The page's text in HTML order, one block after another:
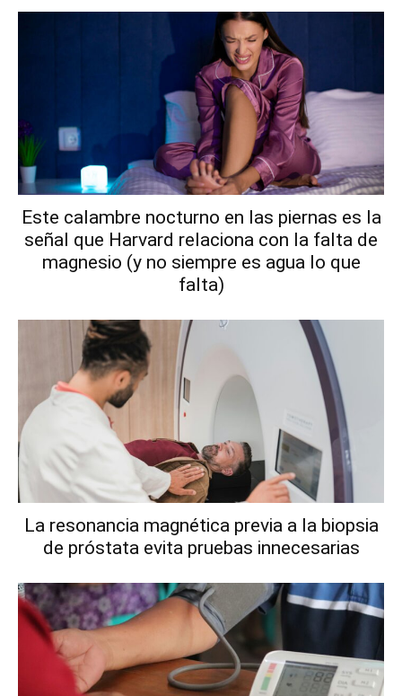
Este calambre nocturno en las piernas es la
señal que Harvard relaciona con la falta de
magnesio (y no siempre es agua lo que
falta)
La resonancia magnética previa a la biopsia
de próstata evita pruebas innecesarias